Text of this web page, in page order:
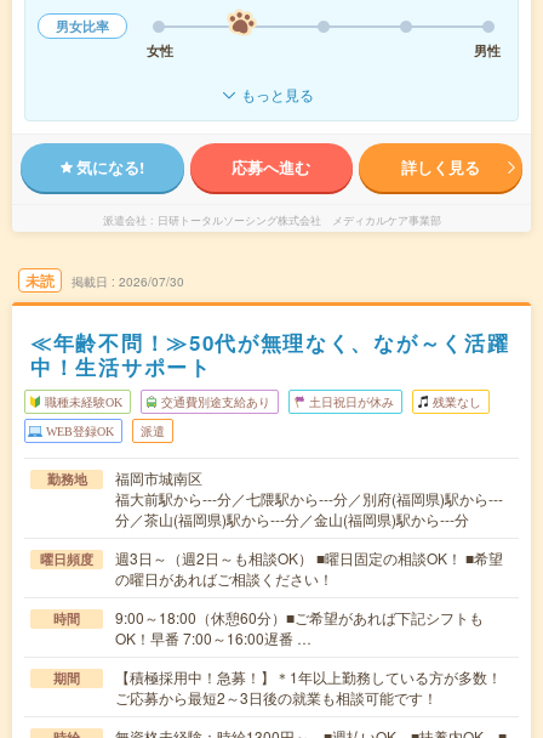
男女比率
女性
男性
もっと見る
気になる! 応募へ進む 詳しく見る
派遣会社 日研トータルソーシング株式会社 メディカルケア事業部
未読 掲載日 2026/07/30
≪年齢不問！≫50代が無理なく、なが～く活躍
中！生活サポート
職種未経験OK 交通費別途支給あり 土日祝日が休み 残業なし
WEB登録OK 派遣
勤務地
福岡市城南区
福大前駅から---分／七隈駅から---分／別府(福岡県)駅から---
分／茶山(福岡県)駅から---分／金山(福岡県)駅から---分
曜日頻度
週3日～（週2日～も相談OK） ■曜日固定の相談OK！ ■希望
の曜日があればご相談ください！
時間
9:00～18:00（休憩60分）■ご希望があれば下記シフトも
OK！早番 7:00～16:00遅番 …
期間
【積極採用中！急募！】＊1年以上勤務している方が多数！
ご応募から最短2～3日後の就業も相談可能です！